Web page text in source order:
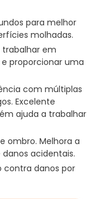
para melhor
molhadas.
trabalhar em
proporcionar uma
com múltiplas
Excelente
ajuda a trabalhar
ombro. Melhora a
acidentais.
contra danos por